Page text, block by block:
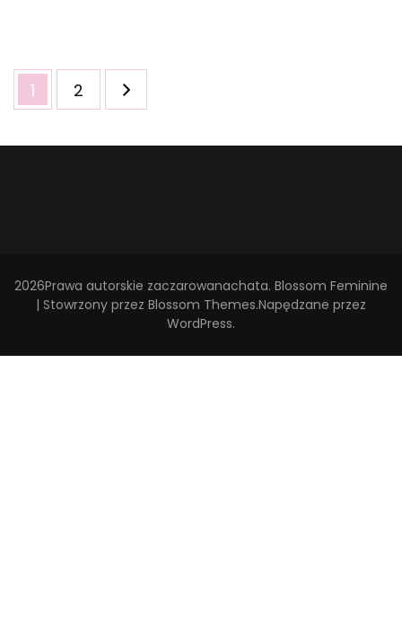
Stronicowanie
wpisów
Strona
1 Strona
2
2026Prawa autorskie zaczarowanachata. Blossom Feminine
| Stowrzony przez Blossom Themes.Napędzane przez
WordPress.